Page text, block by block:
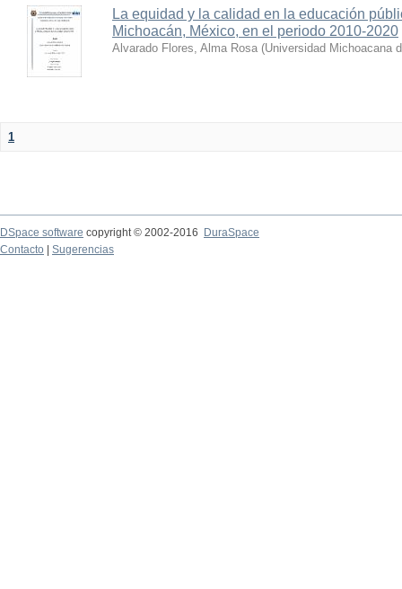
La equidad y la calidad en la educación
Michoacán, México, en el periodo 2010-2020
Alvarado Flores, Alma Rosa (Universidad Michoacana
1
DSpace software copyright © 2002-2016
DuraSpace
Contacto
Sugerencias